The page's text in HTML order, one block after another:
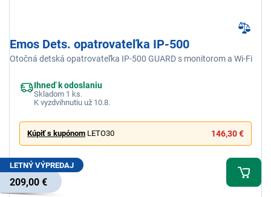
Emos Dets. opatrovateľka IP-500
Otočná detská opatrovateľka IP-500 GUARD s monitorom a Wi-Fi
Ihneď k odoslaniu
Skladom 1 ks.
K vyzdvihnutiu už 10.8.
Kúpiť s kupónom LETO30 146,30 €
LETNÝ VÝPREDAJ
209,00 €